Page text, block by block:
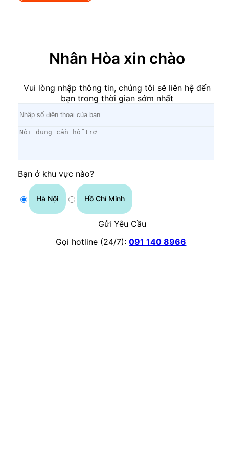
Nhân Hòa xin chào
Vui lòng nhập thông tin, chúng tôi sẽ liên hệ đến
bạn trong thời gian sớm nhất
Bạn ở khu vực nào?
Hà Nội Hồ Chí Minh
Gửi Yêu Cầu
Gọi hotline (24/7): 091 140 8966